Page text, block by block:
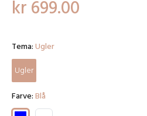
kr 699.00
Tema:Ugler
Ugler
Farve:Blå